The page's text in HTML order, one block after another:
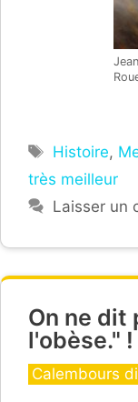
Étiquettes
Histoire,
très meilleur
Laisser un
On ne dit
l'obèse." !
Catégories
Calembours